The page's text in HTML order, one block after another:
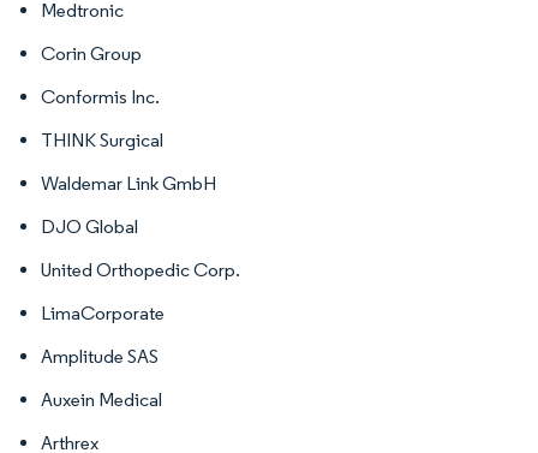
Medtronic
Corin Group
Conformis Inc.
THINK Surgical
Waldemar Link GmbH
DJO Global
United Orthopedic Corp.
LimaCorporate
Amplitude SAS
Auxein Medical
Arthrex